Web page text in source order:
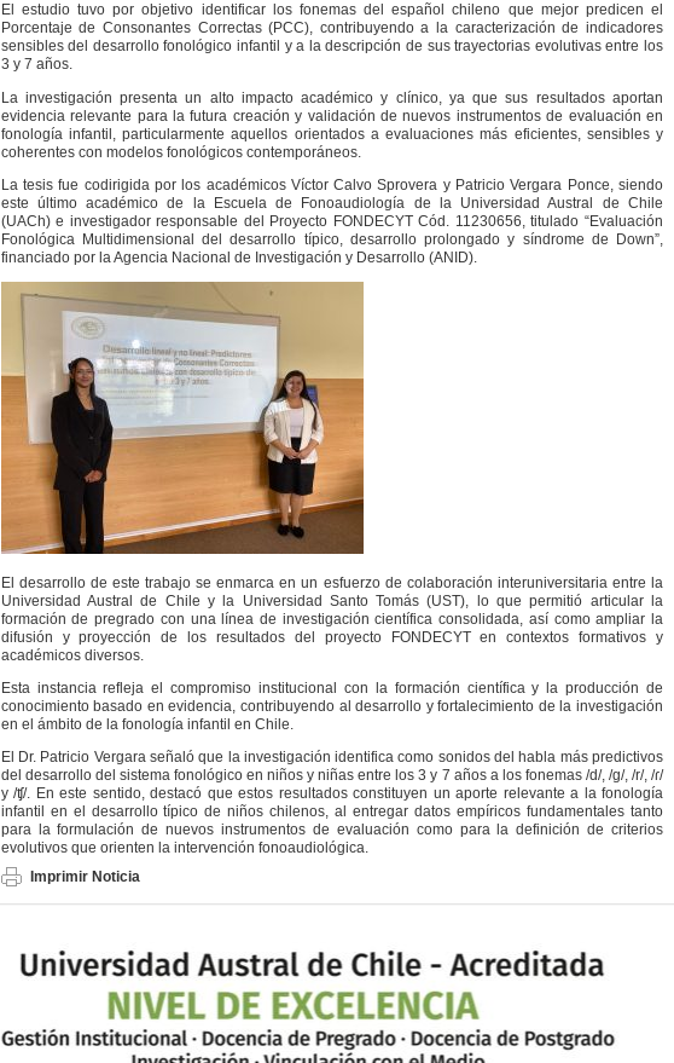
El estudio tuvo por objetivo identificar los fonemas del español chileno que mejor predicen el
Porcentaje de Consonantes Correctas (PCC), contribuyendo a la caracterización de indicadores
sensibles del desarrollo fonológico infantil y a la descripción de sus trayectorias evolutivas entre los
3 y 7 años.
La investigación presenta un alto impacto académico y clínico, ya que sus resultados aportan
evidencia relevante para la futura creación y validación de nuevos instrumentos de evaluación en
fonología infantil, particularmente aquellos orientados a evaluaciones más eficientes, sensibles y
coherentes con modelos fonológicos contemporáneos.
La tesis fue codirigida por los académicos Víctor Calvo Sprovera y Patricio Vergara Ponce, siendo
este último académico de la Escuela de Fonoaudiología de la Universidad Austral de Chile
(UACh) e investigador responsable del Proyecto FONDECYT Cód. 11230656, titulado “Evaluación
Fonológica Multidimensional del desarrollo típico, desarrollo prolongado y síndrome de Down”,
financiado por la Agencia Nacional de Investigación y Desarrollo (ANID).
El desarrollo de este trabajo se enmarca en un esfuerzo de colaboración interuniversitaria entre la
Universidad Austral de Chile y la Universidad Santo Tomás (UST), lo que permitió articular la
formación de pregrado con una línea de investigación científica consolidada, así como ampliar la
difusión y proyección de los resultados del proyecto FONDECYT en contextos formativos y
académicos diversos.
Esta instancia refleja el compromiso institucional con la formación científica y la producción de
conocimiento basado en evidencia, contribuyendo al desarrollo y fortalecimiento de la investigación
en el ámbito de la fonología infantil en Chile.
El Dr. Patricio Vergara señaló que la investigación identifica como sonidos del habla más predictivos
del desarrollo del sistema fonológico en niños y niñas entre los 3 y 7 años a los fonemas /d/, /g/, /r/, /ɾ/
y /ʧ/. En este sentido, destacó que estos resultados constituyen un aporte relevante a la fonología
infantil en el desarrollo típico de niños chilenos, al entregar datos empíricos fundamentales tanto
para la formulación de nuevos instrumentos de evaluación como para la definición de criterios
evolutivos que orienten la intervención fonoaudiológica.
Imprimir Noticia